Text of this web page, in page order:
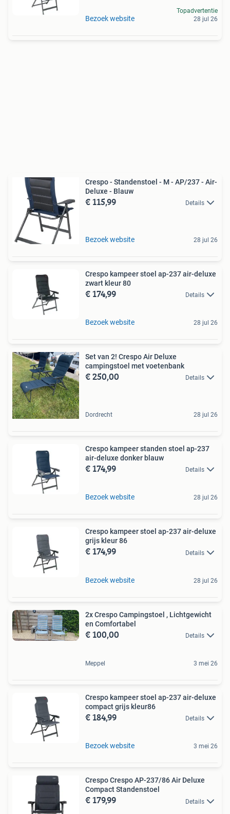
Bezoek website
Topadvertentie
28 jul 26
Crespo - Standenstoel - M - AP/237 - Air-
Deluxe - Blauw
€ 115,99 Details
Bezoek website 28 jul 26
Crespo kampeer stoel ap-237 air-deluxe
zwart kleur 80
€ 174,99 Details
Bezoek website 28 jul 26
Set van 2! Crespo Air Deluxe
campingstoel met voetenbank
€ 250,00 Details
Dordrecht 28 jul 26
Crespo kampeer standen stoel ap-237
air-deluxe donker blauw
€ 174,99 Details
Bezoek website 28 jul 26
Crespo kampeer stoel ap-237 air-deluxe
grijs kleur 86
€ 174,99 Details
Bezoek website 28 jul 26
2x Crespo Campingstoel , Lichtgewicht
en Comfortabel
€ 100,00 Details
Meppel 3 mei 26
Crespo kampeer stoel ap-237 air-deluxe
compact grijs kleur86
€ 184,99 Details
Bezoek website 3 mei 26
Crespo Crespo AP-237/86 Air Deluxe
Compact Standenstoel
€ 179,99 Details